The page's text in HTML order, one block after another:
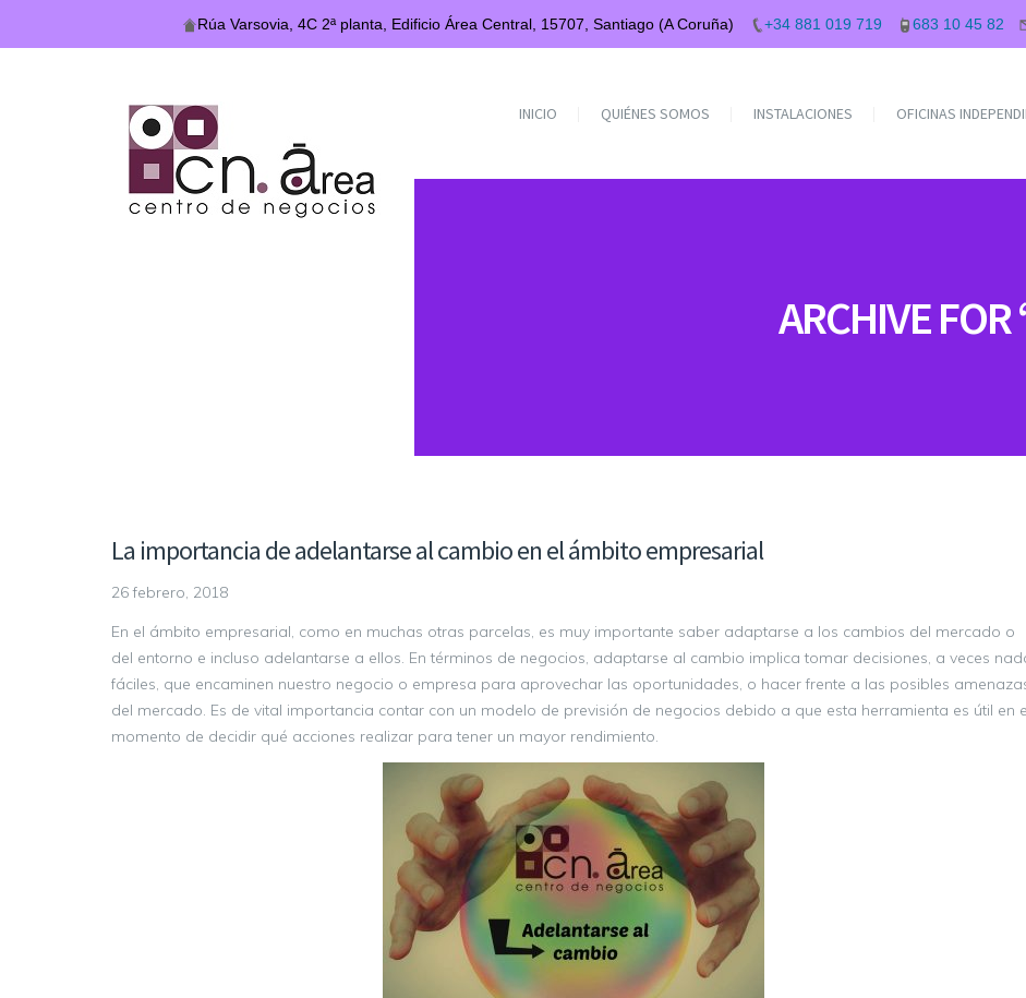
Rúa Varsovia, 4C 2ª planta, Edificio Área Central, 15707, Santiago (A Coruña) +34 881 019 719 683 10 45 82
INICIO QUIÉNES SOMOS INSTALACIONES OFICINAS
ARCHIVE
La importancia de adelantarse al cambio en el ámbito empresarial
26 febrero, 2018
En el ámbito empresarial, como en muchas otras parcelas, es muy importante saber adaptarse a los cambios del mercado o
del entorno e incluso adelantarse a ellos. En términos de negocios, adaptarse al cambio implica tomar decisiones, a veces
fáciles, que encaminen nuestro negocio o empresa para aprovechar las oportunidades, o hacer frente a las posibles
del mercado. Es de vital importancia contar con un modelo de previsión de negocios debido a que esta herramienta es útil en
momento de decidir qué acciones realizar para tener un mayor rendimiento.